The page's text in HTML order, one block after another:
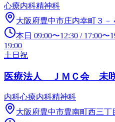
心療内科精神科
大阪府豊中市庄内幸町３－
本日 09:00〜12:30 / 17:00〜
19:00
土日祝
医療法人 ＪＭＣ会 未
内科心療内科精神科
大阪府豊中市豊南町西三丁